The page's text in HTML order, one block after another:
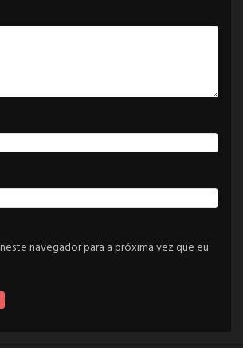
navegador para a próxima vez que eu